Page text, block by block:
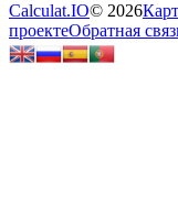
Calculat.IO© 2026
проектеОбратная